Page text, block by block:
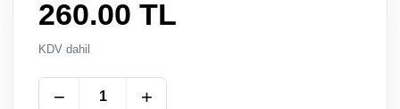
260.00 TL
KDV dahil
− +